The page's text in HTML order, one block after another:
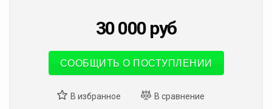
30 000 руб
СООБЩИТЬ О ПОСТУПЛЕНИИ